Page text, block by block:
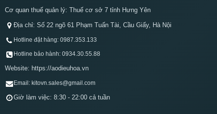
Cơ quan thuế quản lý: Thuế cơ sở 7 tỉnh Hưng Yên
Địa chỉ: Số 22 ngõ 61 Phạm Tuấn Tài, Cầu Giấy, Hà Nội
Hotline đặt hàng: 0987.353.133
Hotline bảo hành: 0934.30.55.88
Website: https://aodieuhoa.vn
Email: kitovn.sales@gmail.com
Giờ làm việc: 8:30 - 22:00 cả tuần